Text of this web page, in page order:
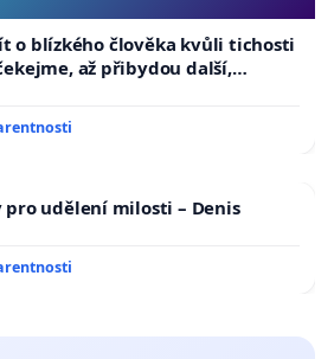
o blízkého člověka kvůli tichosti
až přibydou další,
udělení milosti – Denis